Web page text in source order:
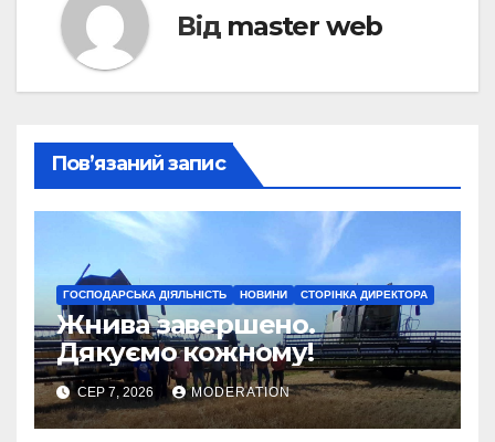
Від master web
Пов’язаний запис
ГОСПОДАРСЬКА ДІЯЛЬНІСТЬ НОВИНИ СТОРІНКА ДИРЕКТОРА
Жнива завершено.
Дякуємо кожному!
СЕР 7, 2026 MODERATION